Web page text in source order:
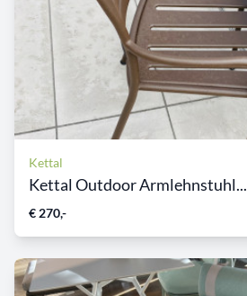
Kettal
Kettal Outdoor Armlehnstuhl...
€ 270,-